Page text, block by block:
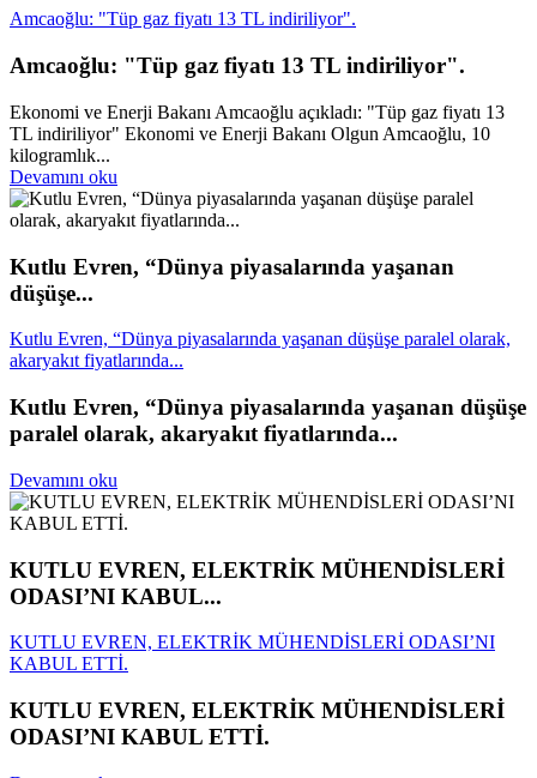
Amcaoğlu: "Tüp gaz fiyatı 13 TL indiriliyor".
Amcaoğlu: "Tüp gaz fiyatı 13 TL indiriliyor".
Ekonomi ve Enerji Bakanı Amcaoğlu açıkladı: "Tüp gaz fiyatı 13
TL indiriliyor" Ekonomi ve Enerji Bakanı Olgun Amcaoğlu, 10
kilogramlık...
Devamını oku
Kutlu Evren, “Dünya piyasalarında yaşanan
düşüşe...
Kutlu Evren, “Dünya piyasalarında yaşanan düşüşe paralel olarak,
akaryakıt fiyatlarında...
Kutlu Evren, “Dünya piyasalarında yaşanan düşüşe
paralel olarak, akaryakıt fiyatlarında...
Devamını oku
KUTLU EVREN, ELEKTRİK MÜHENDİSLERİ
ODASI’NI KABUL...
KUTLU EVREN, ELEKTRİK MÜHENDİSLERİ ODASI’NI
KABUL ETTİ.
KUTLU EVREN, ELEKTRİK MÜHENDİSLERİ
ODASI’NI KABUL ETTİ.